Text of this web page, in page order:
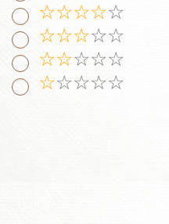
☆☆☆☆☆
☆☆☆☆☆
☆☆☆☆☆
☆☆☆☆☆